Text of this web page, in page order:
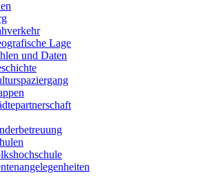
Lage
und Daten